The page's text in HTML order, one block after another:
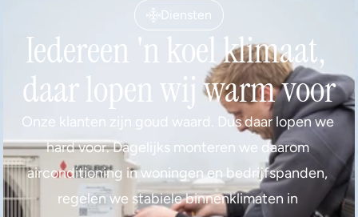
Diensten
Iedereen 'n koel klimaat,
daar lopen wij warm voor
Onze klanten zijn goud waard. Dus daar lopen we
hard voor. Dagelijks monteren we daarom
airconditioning in woningen en bedrijfspanden,
regelen we stabiele binnenklimaten in